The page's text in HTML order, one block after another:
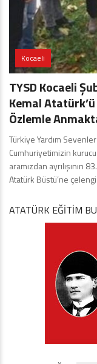
Kocaeli
TYSD Kocaeli
Kemal
Özlemle
Türkiye Yardım
Cumhuriyetimizin
aramızdan ayrılışının
Atatürk Büstü’ne
ATATÜRK EĞITIM